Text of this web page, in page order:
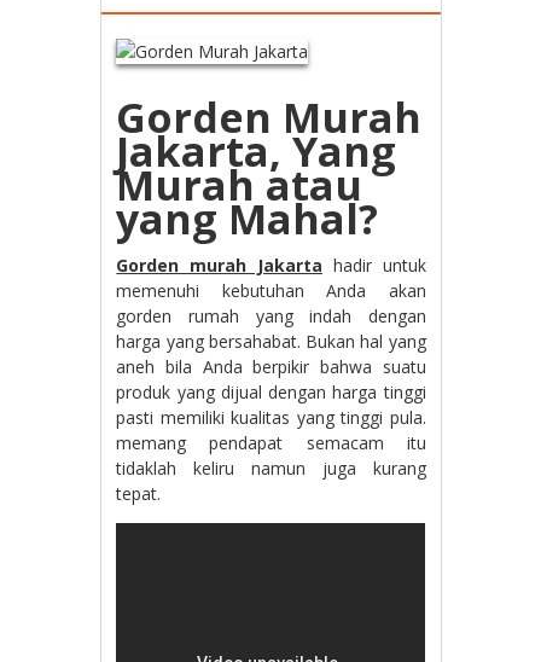
Gorden Murah
Jakarta, Yang
Murah atau
yang Mahal?
Gorden murah Jakarta hadir untuk
memenuhi kebutuhan Anda akan
gorden rumah yang indah dengan
harga yang bersahabat. Bukan hal yang
aneh bila Anda berpikir bahwa suatu
produk yang dijual dengan harga tinggi
pasti memiliki kualitas yang tinggi pula.
memang pendapat semacam itu
tidaklah keliru namun juga kurang
tepat.